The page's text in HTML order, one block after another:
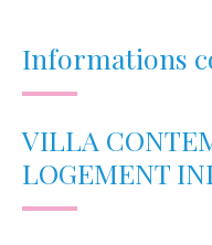
Informations
VILLA
LOGEMENT